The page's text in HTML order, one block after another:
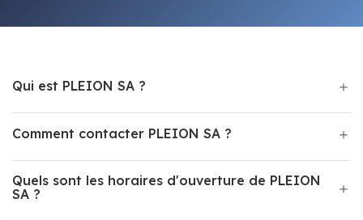
Qui est PLEION SA ?
Comment contacter PLEION SA ?
Quels sont les horaires d'ouverture de PLEION
SA ?